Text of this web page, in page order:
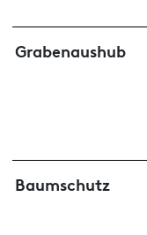
Grabenaushub
Baumschutz